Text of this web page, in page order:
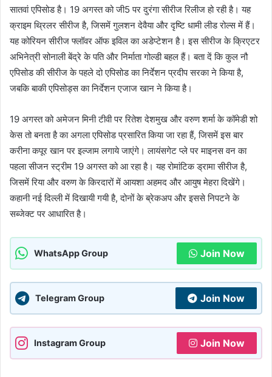
सातवां एपिसोड है। 19 अगस्त को जी5 पर दुरंगा सीरीज रिलीज हो रही है। यह
क्राइम थ्रिलर सीरीज है, जिसमें गुलशन देवैया और दृष्टि धामी लीड रोल्स में हैं।
यह कोरियन सीरीज फ्लॉवर ऑफ इविल का अडेप्टेशन है। इस सीरीज के क्रिएटर
अभिनेत्री सोनाली बेंद्रे के पति और निर्माता गोल्डी बहल हैं। बता दें कि कुल नौ
एपिसोड की सीरीज के पहले दो एपिसोड का निर्देशन प्रदीप सरका ने किया है,
जबकि बाकी एपिसोड्स का निर्देशन एजाज खान ने किया है।
19 अगस्त को अमेजन मिनी टीवी पर रितेश देशमुख और वरुण शर्मा के कॉमेडी शो
केस तो बनता है का अगला एपिसोड प्रसारित किया जा रहा हैं, जिसमें इस बार
करीना कपूर खान पर इल्जाम लगाये जाएंगे। लायंसगेट प्ले पर माइनस वन का
पहला सीजन स्ट्रीम 19 अगस्त को आ रहा है। यह रोमांटिक ड्रामा सीरीज है,
जिसमें रिया और वरुण के किरदारों में आयशा अहमद और आयुष मेहरा दिखेंगे।
कहानी नई दिल्ली में दिखायी गयी है, दोनों के ब्रेकअप और इससे निपटने के
सब्जेक्ट पर आधारित है।
WhatsApp Group Join Now
Telegram Group Join Now
Instagram Group Join Now